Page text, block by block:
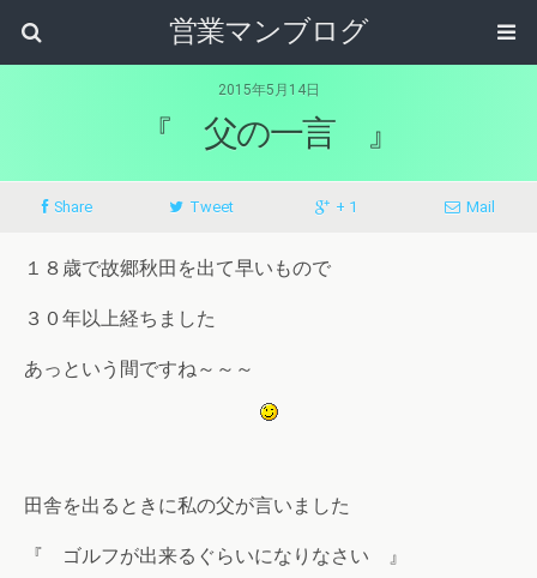
営業マンブログ
2015年5月14日
『 父の一言 』
Share Tweet + 1 Mail
１８歳で故郷秋田を出て早いもので
３０年以上経ちました
あっという間ですね～～～
田舎を出るときに私の父が言いました
『 ゴルフが出来るぐらいになりなさい 』